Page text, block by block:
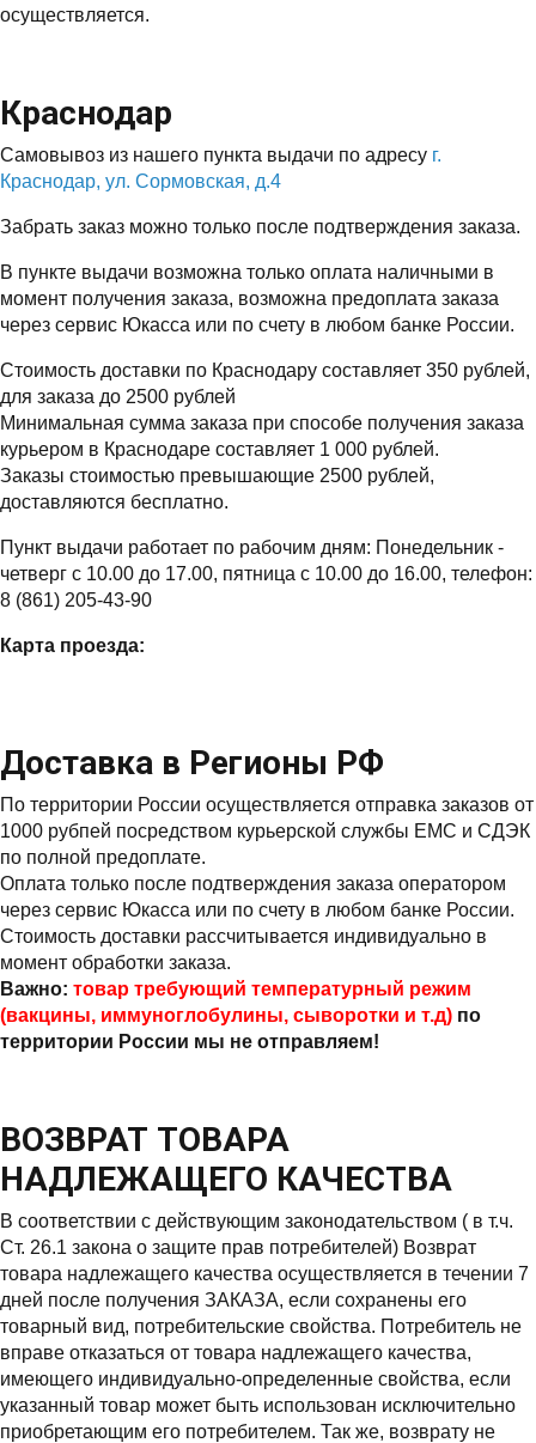
осуществляется.
Краснодар
Самовывоз из нашего пункта выдачи по адресу г.
Краснодар, ул. Сормовская, д.4
Забрать заказ можно только после подтверждения заказа.
В пункте выдачи возможна только оплата наличными в
момент получения заказа, возможна предоплата заказа
через сервис Юкасса или по счету в любом банке России.
Стоимость доставки по Краснодару составляет 350 рублей,
для заказа до 2500 рублей
Минимальная сумма заказа при способе получения заказа
курьером в Краснодаре составляет 1 000 рублей.
Заказы стоимостью превышающие 2500 рублей,
доставляются бесплатно.
Пункт выдачи работает по рабочим дням: Понедельник -
четверг с 10.00 до 17.00, пятница с 10.00 до 16.00, телефон:
8 (861) 205-43-90
Карта проезда:
Доставка в Регионы РФ
По территории России осуществляется отправка заказов от
1000 рубпей посредством курьерской службы ЕМС и СДЭК
по полной предоплате.
Оплата только после подтверждения заказа оператором
через сервис Юкасса или по счету в любом банке России.
Стоимость доставки рассчитывается индивидуально в
момент обработки заказа.
Важно: товар требующий температурный режим
(вакцины, иммуноглобулины, сыворотки и т.д) по
территории России мы не отправляем!
ВОЗВРАТ ТОВАРА
НАДЛЕЖАЩЕГО КАЧЕСТВА
В соответствии с действующим законодательством ( в т.ч.
Ст. 26.1 закона о защите прав потребителей) Возврат
товара надлежащего качества осуществляется в течении 7
дней после получения ЗАКАЗА, если сохранены его
товарный вид, потребительские свойства. Потребитель не
вправе отказаться от товара надлежащего качества,
имеющего индивидуально-определенные свойства, если
указанный товар может быть использован исключительно
приобретающим его потребителем. Так же, возврату не